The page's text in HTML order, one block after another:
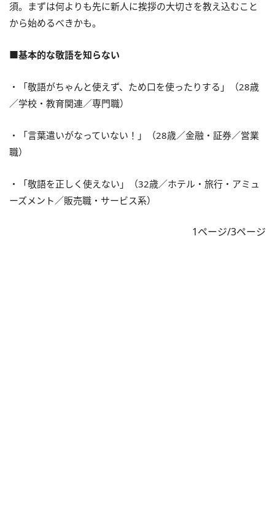
須。まずは何よりも先に新人に挨拶の大切さを教え込むこと
から始めるべきかも。
■基本的な敬語を知らない
・「敬語がちゃんと使えず、ため口を使ったりする」（28歳
／学校・教育関連／専門職）
・「言葉遣いがなっていない！」（28歳／金融・証券／営業
職）
・「敬語を正しく使えない」（32歳／ホテル・旅行・アミュ
ーズメント／販売職・サービス系）
1ページ/3ページ